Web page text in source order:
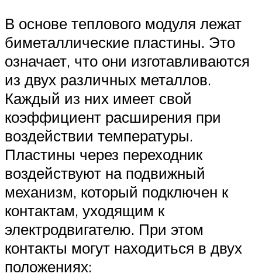
В основе теплового модуля лежат
биметаллические пластины. Это
означает, что они изготавливаются
из двух различных металлов.
Каждый из них имеет свой
коэффициент расширения при
воздействии температуры.
Пластины через переходник
воздействуют на подвижный
механизм, который подключен к
контактам, уходящим к
электродвигателю. При этом
контакты могут находиться в двух
положениях: